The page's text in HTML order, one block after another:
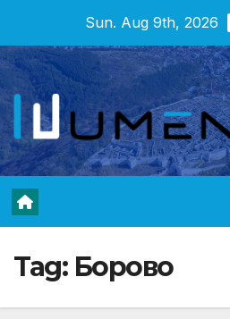
content
Sun. Aug 9th, 2026
Tag: Борово